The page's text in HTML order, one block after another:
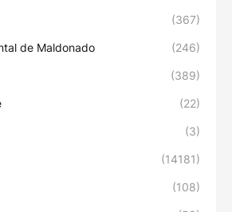
(367)
de Maldonado (246)
(389)
(22)
(3)
(14181)
(108)